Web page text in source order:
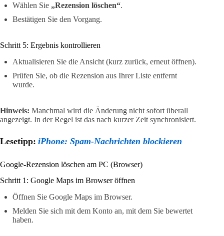
Wählen Sie „Rezension löschen“.
Bestätigen Sie den Vorgang.
Schritt 5: Ergebnis kontrollieren
Aktualisieren Sie die Ansicht (kurz zurück, erneut öffnen).
Prüfen Sie, ob die Rezension aus Ihrer Liste entfernt
wurde.
Hinweis: Manchmal wird die Änderung nicht sofort überall
angezeigt. In der Regel ist das nach kurzer Zeit synchronisiert.
Lesetipp: iPhone: Spam-Nachrichten blockieren
Google-Rezension löschen am PC (Browser)
Schritt 1: Google Maps im Browser öffnen
Öffnen Sie Google Maps im Browser.
Melden Sie sich mit dem Konto an, mit dem Sie bewertet
haben.